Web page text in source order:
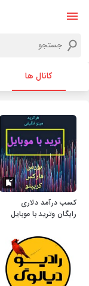
کانال ها
کسب درآمد دلاری
رایگان وترید با موبایل